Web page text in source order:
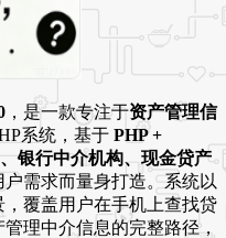
，是一款专注于资产管理信
系统，基于 PHP +
银行中介机构、现金贷产
户需求而量身打造。系统以
，覆盖用户在手机上查找贷
理中介信息的完整路径，